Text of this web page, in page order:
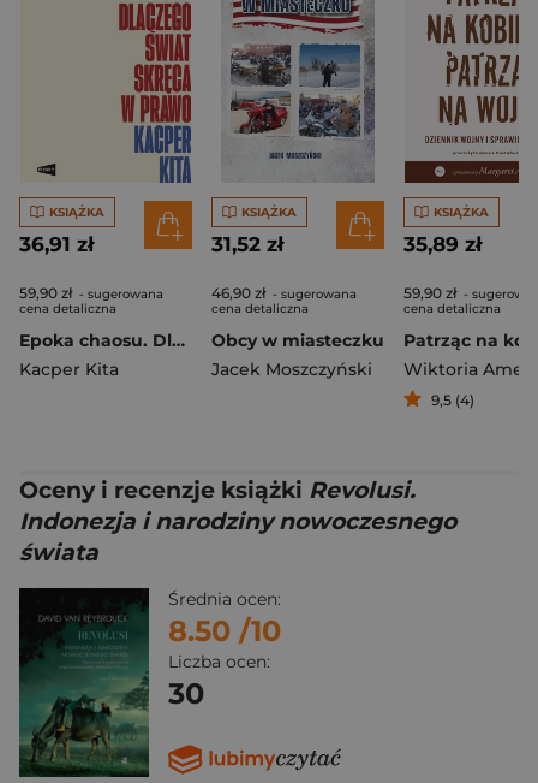
KSIĄŻKA
36,91 zł
59,90 zł - sugerowana
cena detaliczna
Epoka chaosu. Dlaczego świat skręca w prawo
Kacper Kita
KSIĄŻKA
31,52 zł
46,90 zł - sugerowana
cena detaliczna
Obcy w miasteczku
Jacek Moszczyński
KSIĄŻKA
35,89 zł
59,90 zł -
cena detaliczna
Wiktoria
9,5 (4)
Oceny i recenzje książki Revolusi.
Indonezja i narodziny nowoczesnego
świata
Średnia ocen:
8.50 /10
Liczba ocen:
30